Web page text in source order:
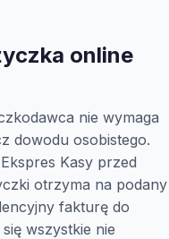
online
nie wymaga
dowodu osobistego.
Kasy przed
otrzyma na podany
fakturę do
wszystkie nie